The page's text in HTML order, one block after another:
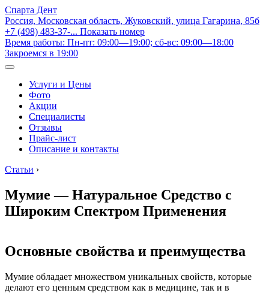
Спарта Дент
Россия, Московская область, Жуковский, улица Гагарина, 85б
+7 (498) 483-37-... Показать номер
Время работы: Пн-пт: 09:00—19:00; сб-вс: 09:00—18:00
Закроемся в 19:00
Услуги и Цены
Фото
Акции
Специалисты
Отзывы
Прайс-лист
Описание и контакты
Статьи ›
Мумие — Натуральное Средство с
Широким Спектром Применения
Основные свойства и преимущества
Мумие обладает множеством уникальных свойств, которые
делают его ценным средством как в медицине, так и в